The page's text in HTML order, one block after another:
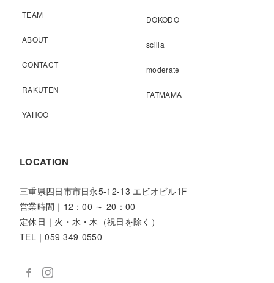
TEAM
ABOUT
CONTACT
RAKUTEN
YAHOO
DOKODO
scilla
moderate
FATMAMA
LOCATION
三重県四日市市日永5-12-13 エビオビル1F
営業時間｜12：00 ～ 20：00
定休日｜火・水・木（祝日を除く）
TEL｜059-349-0550